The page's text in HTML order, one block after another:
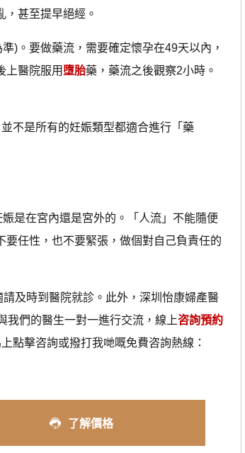
甚至提早絕經。
。要做藥流，需要確定懷孕在49天以內，
上醫院服用 墮胎藥，藥流之後觀察2小時。
不是所有的妊娠類型都適合進行「藥
是在宮內還是宮外的。「人流」不能隨便
任性，也不要緊張，做個對自己負責任的
及時到醫院就診。此外，深圳怡康婦產醫
我們的醫生一對一進行交流，線上咨詢預約
點擊咨詢或撥打我哋嘅免費咨詢熱線：
了解價格